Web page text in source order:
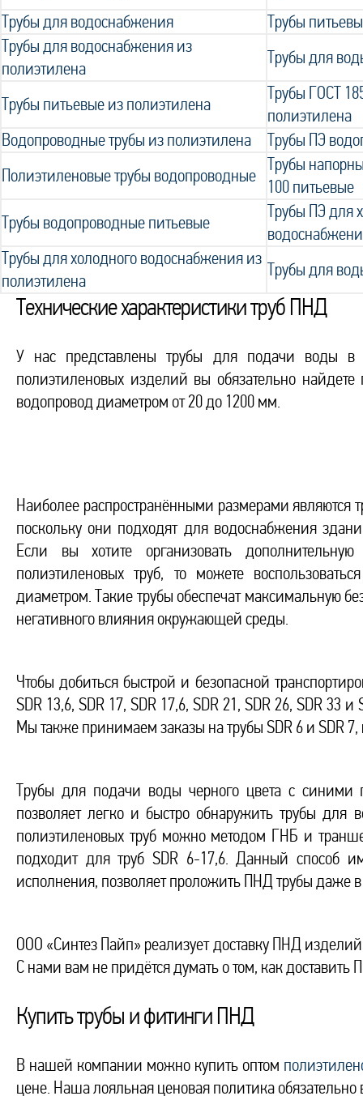
Трубы для водоснабжения
Трубы
Трубы для водоснабжения из
полиэтилена
Трубы для
Трубы питьевые из полиэтилена
Трубы ГОСТ
полиэтилена
Водопроводные трубы из полиэтилена
Трубы ПЭ
Полиэтиленовые трубы водопроводные
Трубы
100 питьевые
Трубы водопроводные питьевые
Трубы ПЭ для
Трубы для холодного водоснабжения из
полиэтилена
Трубы для
Технические характеристики труб ПНД
У нас представлены трубы для подачи воды в
полиэтиленовых изделий вы обязательно
водопровод диаметром от 20 до 1200 мм.
Наиболее распространёнными размерами являются
поскольку они подходят для водоснабжения
Если вы хотите организовать
полиэтиленовых труб, то можете
диаметром. Такие трубы обеспечат максимальную
негативного влияния окружающей среды.
Чтобы добиться быстрой и безопасной
SDR 13,6, SDR 17, SDR 17,6, SDR 21, SDR 26, SDR
Мы также принимаем заказы на трубы SDR 6 и SDR
Трубы для подачи воды черного цвета с синими
позволяет легко и быстро обнаружить трубы
полиэтиленовых труб можно методом ГНБ и
подходит для труб SDR 6-17,6. Данный способ
исполнения, позволяет проложить ПНД трубы даже в
ООО «Синтез Пайп» реализует доставку ПНД
С нами вам не придётся думать о том, как доставить
Купить трубы и фитинги ПНД
В нашей компании можно купить оптом
цене. Наша лояльная ценовая политика обязательно